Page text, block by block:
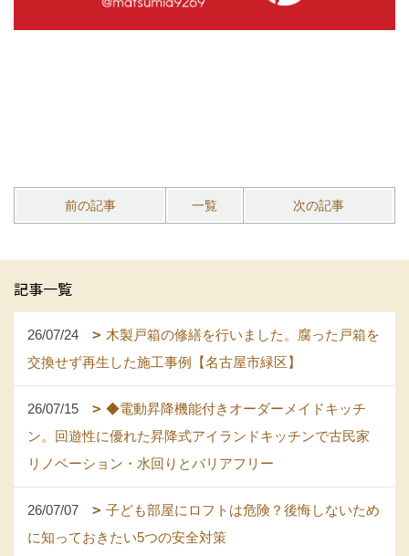
前の記事 一覧 次の記事
記事一覧
26/07/24
木製戸箱の修繕を行いました。腐った戸箱を
交換せず再生した施工事例【名古屋市緑区】
26/07/15
◆電動昇降機能付きオーダーメイドキッチ
ン。回遊性に優れた昇降式アイランドキッチンで古民家
リノベーション・水回りとバリアフリー
26/07/07
子ども部屋にロフトは危険？後悔しないため
に知っておきたい5つの安全対策